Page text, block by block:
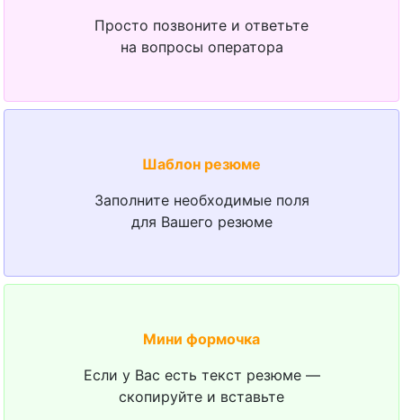
Просто позвоните и ответьте
на вопросы оператора
Шаблон резюме
Заполните необходимые поля
для Вашего резюме
Мини формочка
Если у Вас есть текст резюме —
скопируйте и вставьте